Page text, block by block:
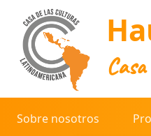
Sobre nosotros